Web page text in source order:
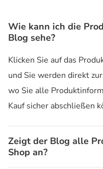
Wie kann ich die
Blog sehe?
Klicken Sie auf das
und Sie werden direkt
wo Sie alle
Kauf sicher abschließen
Zeigt der Blog alle
Shop an?